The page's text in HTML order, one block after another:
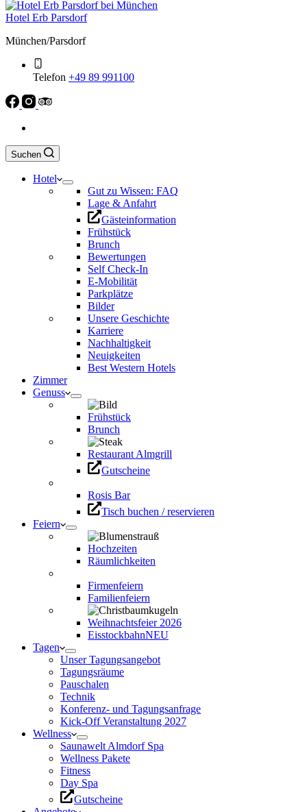
Hotel Erb Parsdorf
München/Parsdorf
Telefon +49 89 991100
Suchen
Hotel
Gut zu Wissen: FAQ
Lage & Anfahrt
Gästeinformation
Frühstück
Brunch
Bewertungen
Self Check-In
E-Mobilität
Parkplätze
Bilder
Unsere Geschichte
Karriere
Nachhaltigkeit
Neuigkeiten
Best Western Hotels
Zimmer
Genuss
Frühstück
Brunch
Restaurant Almgrill
Gutscheine
Rosis Bar
Tisch buchen / reservieren
Feiern
Hochzeiten
Räumlichkeiten
Firmenfeiern
Familienfeiern
Weihnachtsfeier 2026
EisstockbahnNEU
Tagen
Unser Tagungsangebot
Tagungsräume
Pauschalen
Technik
Konferenz- und Tagungsanfrage
Kick-Off Veranstaltung 2027
Wellness
Saunawelt Almdorf Spa
Wellness Pakete
Fitness
Day Spa
Gutscheine